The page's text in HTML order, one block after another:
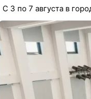
С 3 по 7 августа в